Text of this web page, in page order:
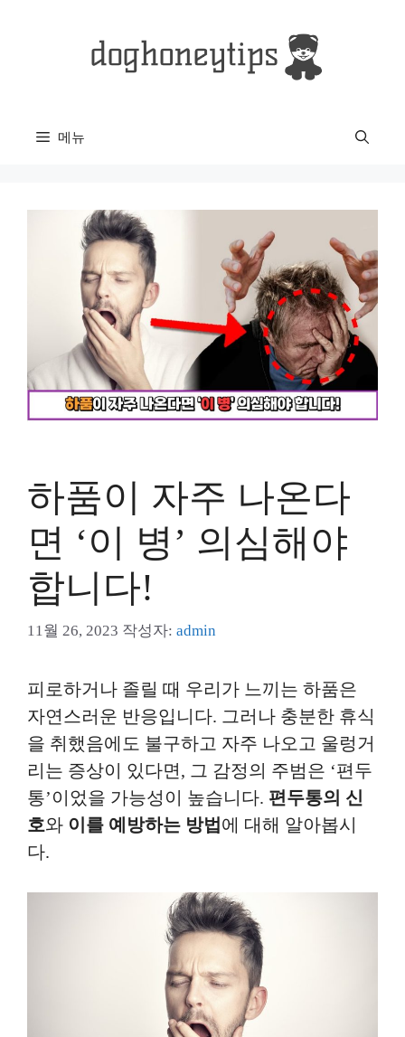
메뉴
하품이 자주 나온다
면 ‘이 병’ 의심해야
합니다!
11월 26, 2023 작성자: admin
피로하거나 졸릴 때 우리가 느끼는 하품은
자연스러운 반응입니다. 그러나 충분한 휴식
을 취했음에도 불구하고 자주 나오고 울렁거
리는 증상이 있다면, 그 감정의 주범은 ‘편두
통’이었을 가능성이 높습니다. 편두통의 신
호와 이를 예방하는 방법 에 대해 알아봅시
다.